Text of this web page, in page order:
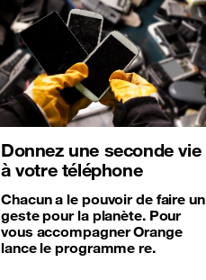
Donnez une seconde vie
à votre téléphone
Chacun a le pouvoir de faire un
geste pour la planète. Pour
vous accompagner Orange
lance le programme re.